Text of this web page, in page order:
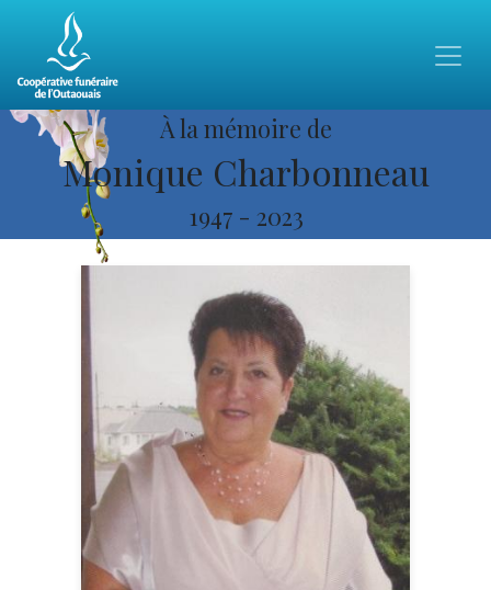
À la mémoire de
Monique Charbonneau
1947 - 2023